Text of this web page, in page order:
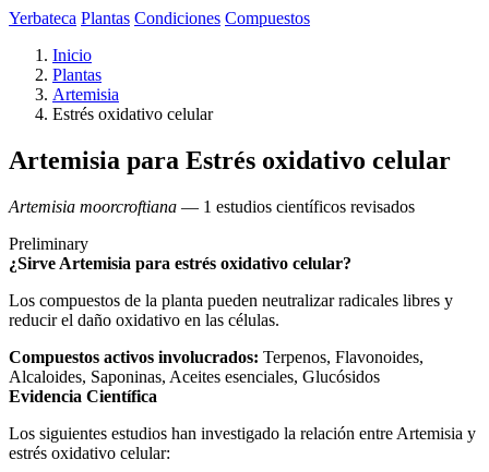
Yerbateca Plantas Condiciones Compuestos
Inicio
Plantas
Artemisia
Estrés oxidativo celular
Artemisia para Estrés oxidativo celular
Artemisia moorcroftiana — 1 estudios científicos revisados
Preliminary
¿Sirve Artemisia para estrés oxidativo celular?
Los compuestos de la planta pueden neutralizar radicales libres y
reducir el daño oxidativo en las células.
Compuestos activos involucrados: Terpenos, Flavonoides,
Alcaloides, Saponinas, Aceites esenciales, Glucósidos
Evidencia Científica
Los siguientes estudios han investigado la relación entre Artemisia y
estrés oxidativo celular: